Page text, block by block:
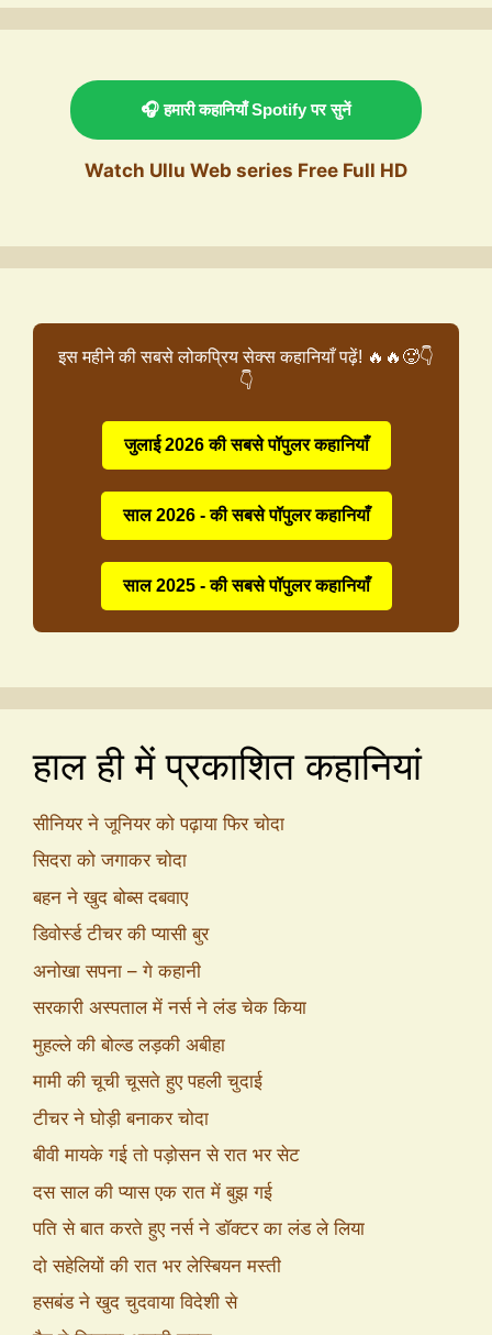
🎧 हमारी कहानियाँ Spotify पर सुनें
Watch Ullu Web series Free Full HD
इस महीने की सबसे लोकप्रिय सेक्स कहानियाँ पढ़ें! 🔥🔥🥵👇
👇
जुलाई 2026 की सबसे पॉपुलर कहानियाँ
साल 2026 - की सबसे पॉपुलर कहानियाँ
साल 2025 - की सबसे पॉपुलर कहानियाँ
हाल ही में प्रकाशित कहानियां
सीनियर ने जूनियर को पढ़ाया फिर चोदा
सिदरा को जगाकर चोदा
बहन ने खुद बोब्स दबवाए
डिवोर्स्ड टीचर की प्यासी बुर
अनोखा सपना – गे कहानी
सरकारी अस्पताल में नर्स ने लंड चेक किया
मुहल्ले की बोल्ड लड़की अबीहा
मामी की चूची चूसते हुए पहली चुदाई
टीचर ने घोड़ी बनाकर चोदा
बीवी मायके गई तो पड़ोसन से रात भर सेट
दस साल की प्यास एक रात में बुझ गई
पति से बात करते हुए नर्स ने डॉक्टर का लंड ले लिया
दो सहेलियों की रात भर लेस्बियन मस्ती
हसबंड ने खुद चुदवाया विदेशी से